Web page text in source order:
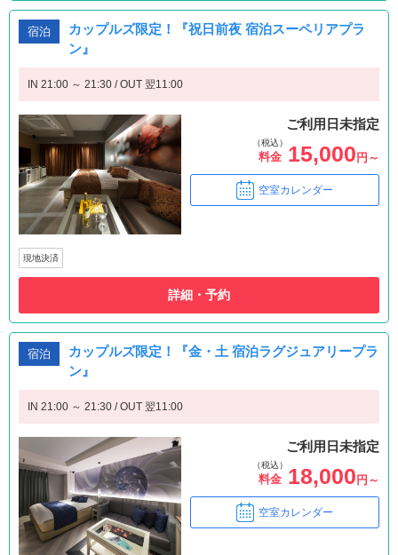
宿泊
カップルズ限定！『祝日前夜 宿泊スーペリアプラ
ン』
IN 21:00 ～ 21:30 / OUT 翌11:00
ご利用日未指定
（税込）
料金 15,000 円～
空室カレンダー
現地決済
詳細・予約
宿泊
カップルズ限定！『金・土 宿泊ラグジュアリープラ
ン』
IN 21:00 ～ 21:30 / OUT 翌11:00
ご利用日未指定
（税込）
料金 18,000円～
空室カレンダー